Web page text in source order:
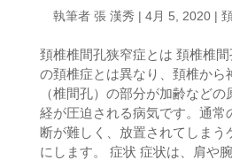
執筆者 張 漢秀 | 4月 5, 2020|
頚椎椎間孔狭窄症とは 頚椎椎
の頚椎症とは異なり、頚椎から
（椎間孔）の部分が加齢など
経が圧迫される病気です。通常
断が難しく、放置されてしまう
にします。 症状 症状は、肩や